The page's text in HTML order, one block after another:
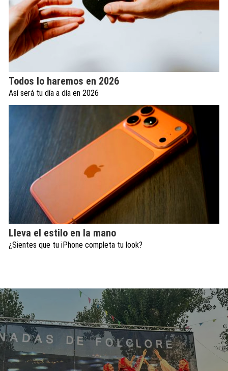
Todos lo haremos en 2026
Así será tu día a día en 2026
Lleva el estilo en la mano
¿Sientes que tu iPhone completa tu look?